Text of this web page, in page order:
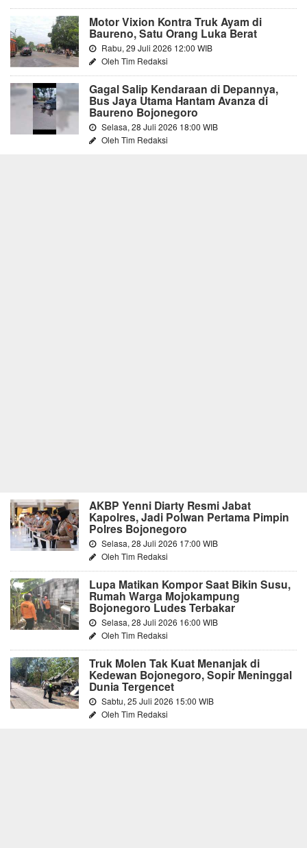
Motor Vixion Kontra Truk Ayam di
Baureno, Satu Orang Luka Berat
Rabu, 29 Juli 2026 12:00 WIB
Oleh Tim Redaksi
Gagal Salip Kendaraan di Depannya,
Bus Jaya Utama Hantam Avanza di
Baureno Bojonegoro
Selasa, 28 Juli 2026 18:00 WIB
Oleh Tim Redaksi
AKBP Yenni Diarty Resmi Jabat
Kapolres, Jadi Polwan Pertama Pimpin
Polres Bojonegoro
Selasa, 28 Juli 2026 17:00 WIB
Oleh Tim Redaksi
Lupa Matikan Kompor Saat Bikin Susu,
Rumah Warga Mojokampung
Bojonegoro Ludes Terbakar
Selasa, 28 Juli 2026 16:00 WIB
Oleh Tim Redaksi
Truk Molen Tak Kuat Menanjak di
Kedewan Bojonegoro, Sopir Meninggal
Dunia Tergencet
Sabtu, 25 Juli 2026 15:00 WIB
Oleh Tim Redaksi